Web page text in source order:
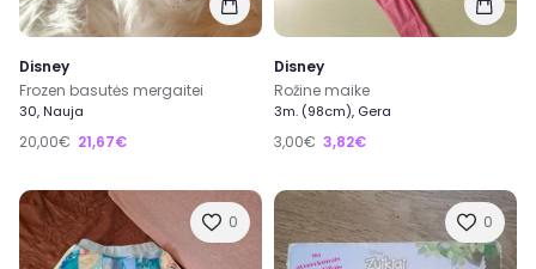
Disney
Frozen basutės mergaitei
30, Nauja
20,00€ 21,67€
Disney
Rožine maike
3m. (98cm), Gera
3,00€ 3,82€
0 0